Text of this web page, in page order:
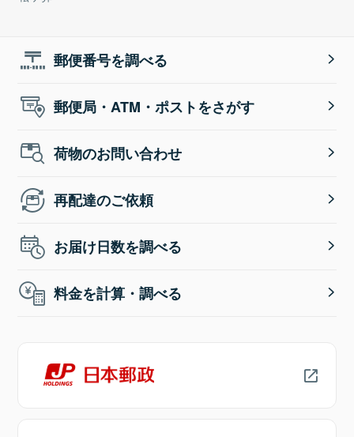
郵便番号を調べる
郵便局・ATM・ポストをさがす
荷物のお問い合わせ
再配達のご依頼
お届け日数を調べる
料金を計算・調べる